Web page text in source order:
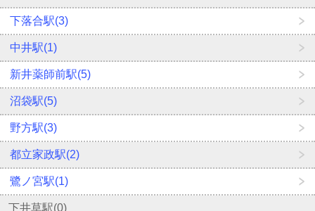
下落合駅(3)
中井駅(1)
新井薬師前駅(5)
沼袋駅(5)
野方駅(3)
都立家政駅(2)
鷺ノ宮駅(1)
下井草駅(0)